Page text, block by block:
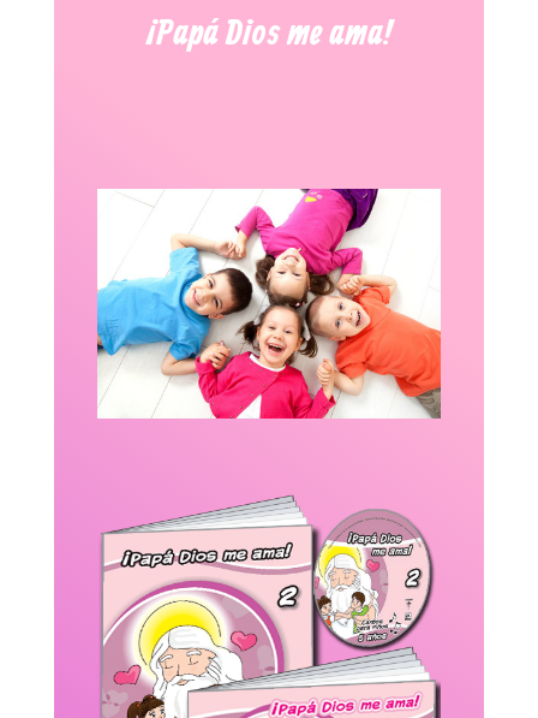
¡Papá Dios me ama!